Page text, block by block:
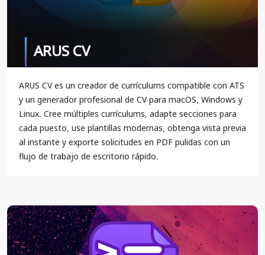
ARUS CV
ARUS CV es un creador de currículums compatible con ATS
y un generador profesional de CV para macOS, Windows y
Linux. Cree múltiples currículums, adapte secciones para
cada puesto, use plantillas modernas, obtenga vista previa
al instante y exporte solicitudes en PDF pulidas con un
flujo de trabajo de escritorio rápido.